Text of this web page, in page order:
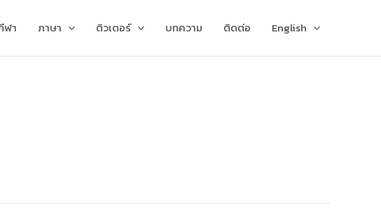
ฬา ภาษา ติวเตอร์ บทความ ติดต่อ English